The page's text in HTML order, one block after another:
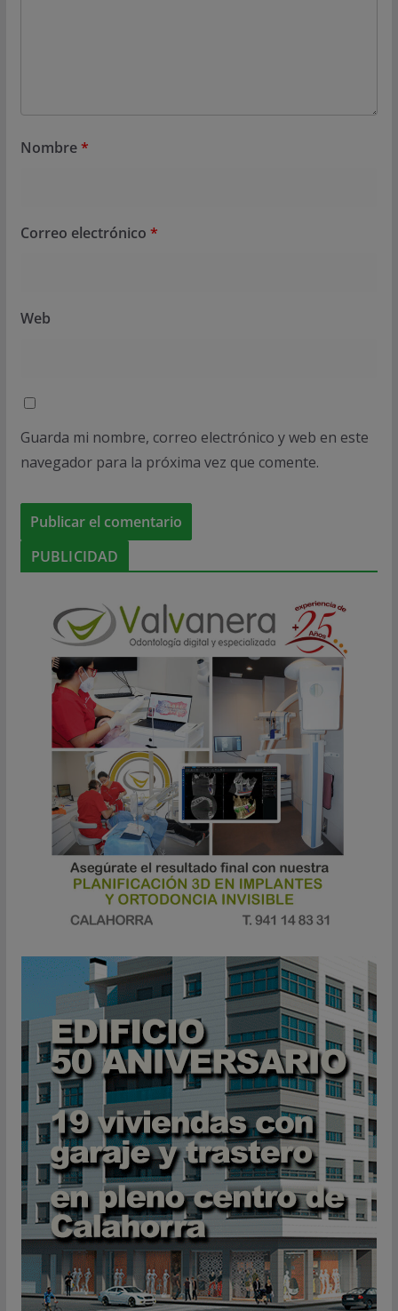
Nombre*
Correo electrónico *
Web
Guarda mi nombre, correo electrónico y web en este
navegador para la próxima vez que comente.
PUBLICIDAD